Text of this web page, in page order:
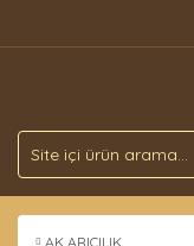
AK ARICILIK